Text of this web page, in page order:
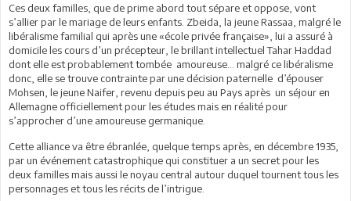
Ces deux familles, que de prime abord tout sépare et oppose, vont
s’allier par le mariage de leurs enfants. Zbeida, la jeune Rassaa, malgré le
libéralisme familial qui après une «école privée française», lui a assuré à
domicile les cours d’un précepteur, le brillant intellectuel Tahar Haddad
dont elle est probablement tombée amoureuse… malgré ce libéralisme
donc, elle se trouve contrainte par une décision paternelle d’épouser
Mohsen, le jeune Naifer, revenu depuis peu au Pays après un séjour en
Allemagne officiellement pour les études mais en réalité pour
s’approcher d’une amoureuse germanique.
Cette alliance va être ébranlée, quelque temps après, en décembre 1935,
par un événement catastrophique qui constituer a un secret pour les
deux familles mais aussi le noyau central autour duquel tournent tous les
personnages et tous les récits de l’intrigue.